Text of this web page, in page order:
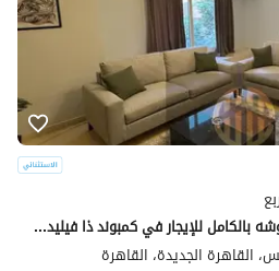
شقه تشطيب سوبر لوكس مفروشه بالكامل للإيجار في كمبوند ذا فيليدج في قلب القاهرة الجديدة امام الجامعه الامريكيه قريب للمولات و المطاعم و سوديك و ميفيدا .
القاهرة الجديدة، القاهرة